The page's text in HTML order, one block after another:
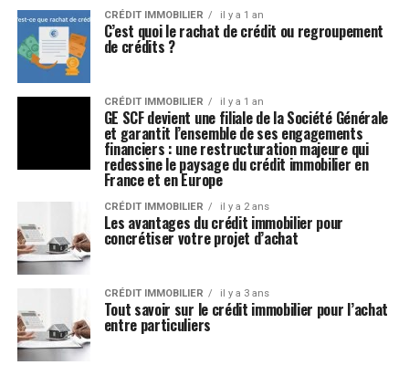
CRÉDIT IMMOBILIER il y a 1 an
C’est quoi le rachat de crédit ou regroupement
de crédits ?
CRÉDIT IMMOBILIER il y a 1 an
GE SCF devient une filiale de la Société Générale
et garantit l’ensemble de ses engagements
financiers : une restructuration majeure qui
redessine le paysage du crédit immobilier en
France et en Europe
CRÉDIT IMMOBILIER il y a 2 ans
Les avantages du crédit immobilier pour
concrétiser votre projet d’achat
CRÉDIT IMMOBILIER il y a 3 ans
Tout savoir sur le crédit immobilier pour l’achat
entre particuliers